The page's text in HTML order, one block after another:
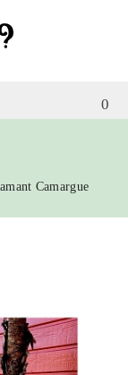
0
Camargue